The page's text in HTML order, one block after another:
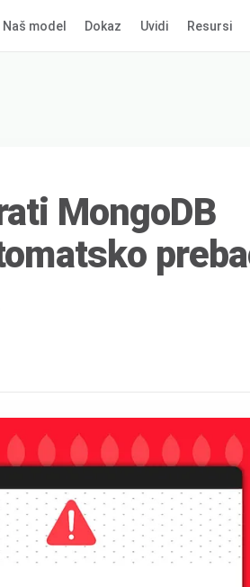
Naš model Dokaz Uvidi Resursi
MongoDB